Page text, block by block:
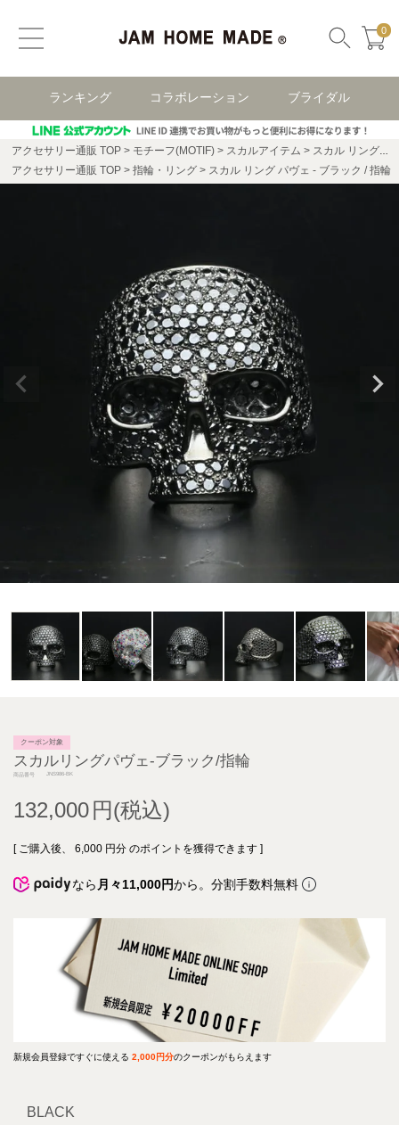
0
ランキング コラボレーション ブライダル
アクセサリー通販 TOP モチーフ(MOTIF) スカルアイテム
スカル リング・指輪
アクセサリー通販 TOP
指輪・リング スカル リング パヴェ - ブラック / 指輪
クーポン対象
スカルリングパヴェ-ブラック/指輪
商品番号 JNS986-BK
132,000
[ ご購入後、 6,000 円分 のポイントを獲得できます ]
なら 月々11,000円から。分割手数料無料
新規会員登録ですぐに使える 2,000円分のクーポンがもらえます
BLACK